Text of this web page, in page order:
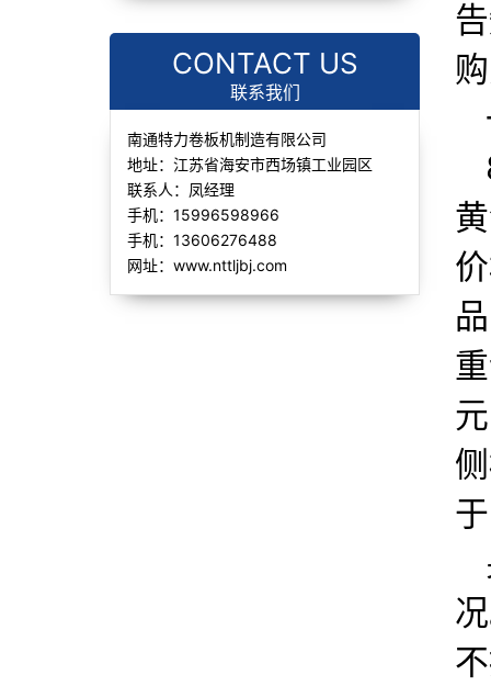
CONTACT US
联系我们
南通特力卷板机制造有限公司
地址：江苏省海安市西场镇工业园区
联系人：凤经理
手机：15996598966
手机：13606276488
网址：www.nttljbj.com